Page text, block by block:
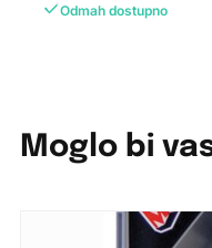
Odmah dostupno
Moglo bi